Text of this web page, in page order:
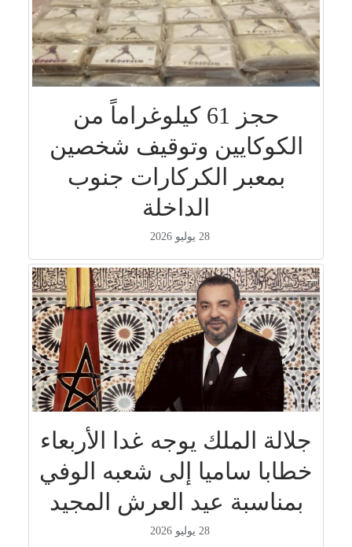
حجز 61 كيلوغراماً من
الكوكايين وتوقيف شخصين
بمعبر الكركارات جنوب
الداخلة
28 يوليو 2026
جلالة الملك يوجه غدا الأربعاء
خطابا ساميا إلى شعبه الوفي
بمناسبة عيد العرش المجيد
28 يوليو 2026